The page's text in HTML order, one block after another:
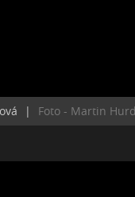
| Foto - Martin